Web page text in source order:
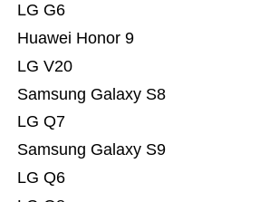
LG Q6
Samsung Galaxy S9
LG Q7
Samsung Galaxy S8
LG V20
Huawei Honor 9
LG G6